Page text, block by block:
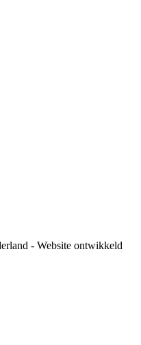
- Website ontwikkeld